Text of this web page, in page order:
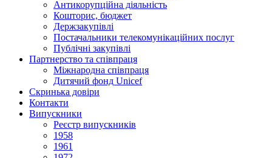
Антикорупційна діяльність
Кошторис, бюджет
Держзакупiвлi
Постачальники телекомунікаційних послуг
Публічні закупівлі
Партнерство та співпраця
Міжнародна співпраця
Дитячий фонд Unicef
Скринька довіри
Контакти
Випускники
Реєстр випускників
1958
1961